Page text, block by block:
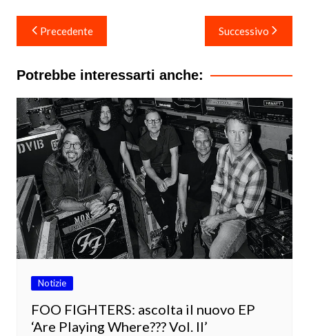
Navigazione
articoli
Precedente Successivo
Potrebbe interessarti anche:
Notizie
FOO FIGHTERS: ascolta il nuovo EP
‘Are Playing Where??? Vol. II’